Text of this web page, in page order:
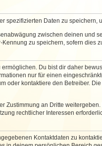
spezifizierten Daten zu speichern,
zwischen deinen und
zu speichern, sofern dies
Du bist dir daher
nur für einen
oder kontaktiere den Betreiber.
an Dritte
rechtlicher Interessen
Kontaktdaten zu